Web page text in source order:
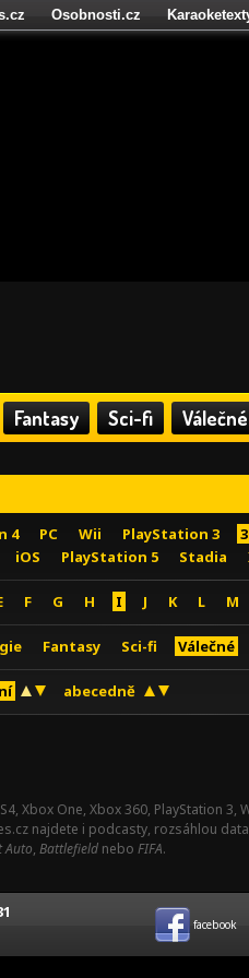
Fantasy Sci-fi Válečné
4 PC Wii PlayStation 3
iOS PlayStation 5 Stadia
F G H I J K L M
Fantasy Sci-fi Válečné
abecedně
Xbox One, Xbox 360, PlayStation 3,
najdete i podcasty, rozsáhlou
Auto, Battlefield nebo FIFA.
Osobnosti.cz
facebook